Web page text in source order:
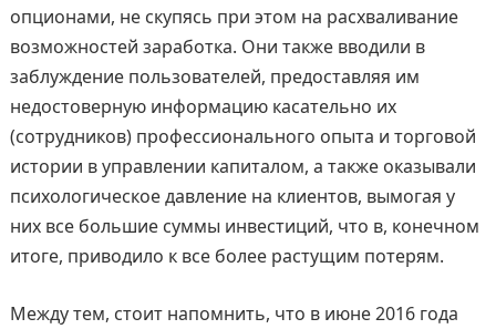
опционами, не скупясь при этом на расхваливание
возможностей заработка. Они также вводили в
заблуждение пользователей, предоставляя им
недостоверную информацию касательно их
(сотрудников) профессионального опыта и торговой
истории в управлении капиталом, а также оказывали
психологическое давление на клиентов, вымогая у
них все большие суммы инвестиций, что в, конечном
итоге, приводило к все более растущим потерям.
Между тем, стоит напомнить, что в июне 2016 года